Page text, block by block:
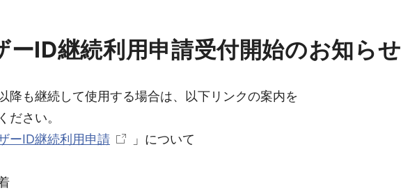
ーID継続利用申請受付開始のお知らせ
降も継続して使用する場合は、以下リンクの案内を
ださい。
ーID継続利用申請
」について